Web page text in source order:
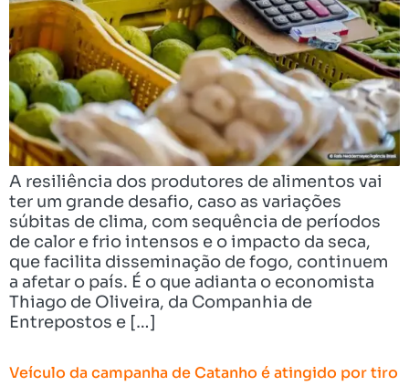
A resiliência dos produtores de alimentos vai
ter um grande desafio, caso as variações
súbitas de clima, com sequência de períodos
de calor e frio intensos e o impacto da seca,
que facilita disseminação de fogo, continuem
a afetar o país. É o que adianta o economista
Thiago de Oliveira, da Companhia de
Entrepostos e […]
Veículo da campanha de Catanho é atingido por tiro